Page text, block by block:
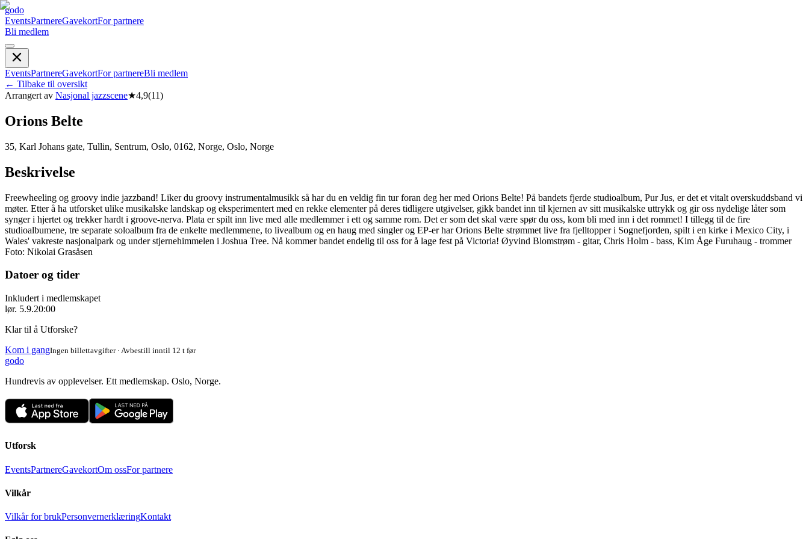
godo
EventsPartnereGavekortFor partnere
Bli medlem
EventsPartnereGavekortFor partnereBli medlem
← Tilbake til oversikt
Arrangert av Nasjonal jazzscene★4,9(11)
Orions Belte
35, Karl Johans gate, Tullin, Sentrum, Oslo, 0162, Norge, Oslo, Norge
Beskrivelse
Freewheeling og groovy indie jazzband! Liker du groovy instrumentalmusikk så har du en veldig fin tur foran deg her med Orions Belte! På bandets fjerde studioalbum, Pur Jus, er det et vitalt overskuddsband vi
møter. Etter å ha utforsket ulike musikalske landskap og eksperimentert med en rekke elementer på deres tidligere utgivelser, gikk bandet inn til kjernen av sitt musikalske uttrykk og gir oss nydelige låter som
synger i hjertet og trekker hardt i groove-nerva. Plata er spilt inn live med alle medlemmer i ett og samme rom. Det er som det skal være spør du oss, kom bli med inn i det rommet! I tillegg til de fire
studioalbumene, tre separate soloalbum fra de enkelte medlemmene, to livealbum og en haug med singler og EP-er har Orions Belte strømmet live fra fjelltopper i Sognefjorden, spilt i en kirke i Mexico City, i
Wales' vakreste nasjonalpark og under stjernehimmelen i Joshua Tree. Nå kommer bandet endelig til oss for å lage fest på Victoria! Øyvind Blomstrøm - gitar, Chris Holm - bass, Kim Åge Furuhaug - trommer
Foto: Nikolai Grasåsen
Datoer og tider
Inkludert i medlemskapet
lør. 5.9.20:00
Klar til å Utforske?
Kom i gangIngen billettavgifter · Avbestill inntil 12 t før
godo
Hundrevis av opplevelser. Ett medlemskap. Oslo, Norge.
Utforsk
EventsPartnereGavekortOm ossFor partnere
Vilkår
Vilkår for brukPersonvernerklæringKontakt